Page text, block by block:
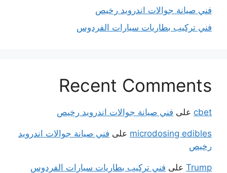
فني صيانة جوالات اندرويد رخيص
فني تركيب بطاريات سيارات الفردوس
Recent Comments
cbet على فني صيانة جوالات اندرويد رخيص
microdosing edibles على فني صيانة جوالات اندرويد
رخيص
Trump على فني تركيب بطاريات سيارات الفردوس